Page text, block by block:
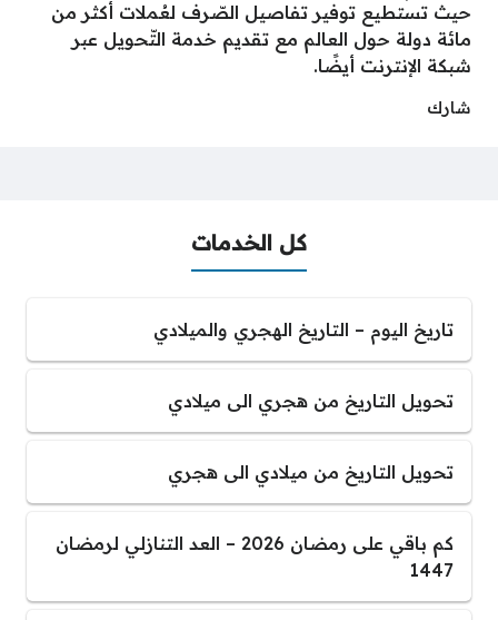
حيث تستطيع توفير تفاصيل الصّرف لعُملات أكثر من
مائة دولة حول العالم مع تقديم خدمة التّحويل عبر
شبكة الإنترنت أيضًا.
شارك
كل الخدمات
تاريخ اليوم – التاريخ الهجري والميلادي
تحويل التاريخ من هجري الى ميلادي
تحويل التاريخ من ميلادي الى هجري
كم باقي على رمضان 2026 – العد التنازلي لرمضان
1447